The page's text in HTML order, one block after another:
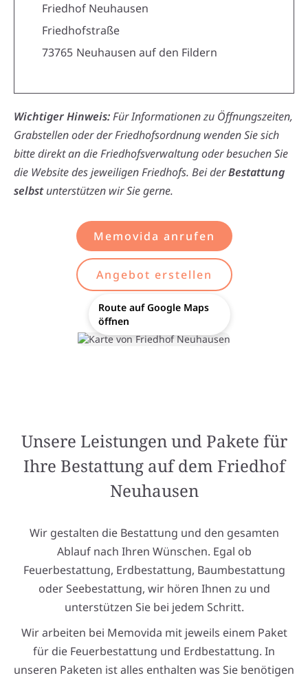
Friedhof Neuhausen
Friedhofstraße
73765 Neuhausen auf den Fildern
Wichtiger Hinweis:Für Informationen zu Öffnungszeiten,
Grabstellen oder der Friedhofsordnung wenden Sie sich
bitte direkt an die Friedhofsverwaltung oder besuchen Sie
die Website des jeweiligen Friedhofs. Bei derBestattung
selbstunterstützen wir Sie gerne.
Memovida anrufen
Angebot erstellen
Route auf Google Maps
öffnen
Unsere Leistungen und Pakete für
Ihre Bestattung auf dem Friedhof
Neuhausen
Wir gestalten die Bestattung und den gesamten
Ablauf nach Ihren Wünschen. Egal ob
Feuerbestattung, Erdbestattung, Baumbestattung
oder Seebestattung, wir hören Ihnen zu und
unterstützen Sie bei jedem Schritt.
Wir arbeiten bei Memovida mit jeweils einem Paket
für die Feuerbestattung und Erdbestattung. In
unseren Paketen ist alles enthalten was Sie benötigen